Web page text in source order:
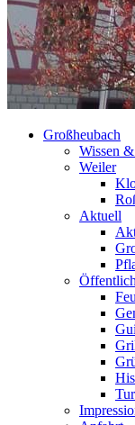
Großheubach
Wissen
Weiler
Aktuell